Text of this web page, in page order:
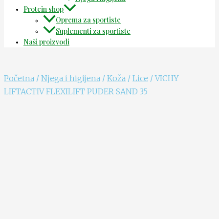
Protein shop
Oprema za sportiste
Suplementi za sportiste
Naši proizvodi
Početna / Njega i higijena / Koža / Lice / VICHY
LIFTACTIV FLEXILIFT PUDER SAND 35